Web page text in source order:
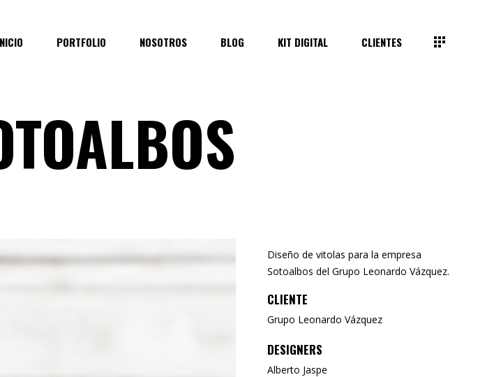
PORTFOLIO NOSOTROS BLOG KIT DIGITAL CLIENTES
Diseño de vitolas para la empresa
Sotoalbos del Grupo Leonardo Vázquez.
CLIENTE
Grupo Leonardo Vázquez
DESIGNERS
Alberto Jaspe